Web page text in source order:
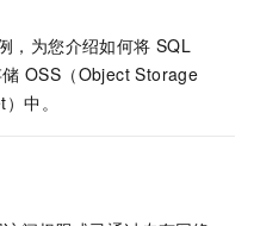
，为您介绍如何将 SQL
OSS（Object Storage
中。